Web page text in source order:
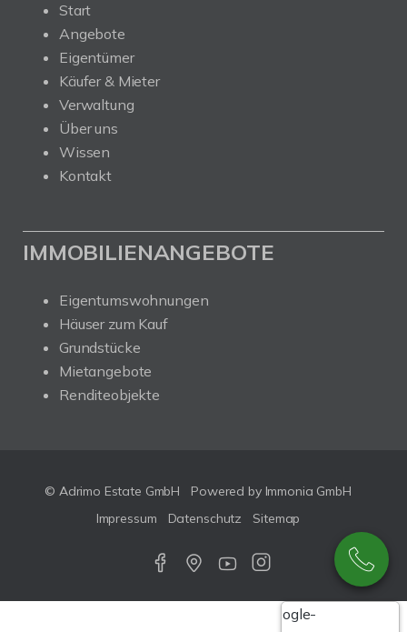
Start
Angebote
Eigentümer
Käufer & Mieter
Verwaltung
Über uns
Wissen
Kontakt
IMMOBILIENANGEBOTE
Eigentumswohnungen
Häuser zum Kauf
Grundstücke
Mietangebote
Renditeobjekte
© Adrimo Estate GmbH
Powered by Immonia GmbH
Impressum
Datenschutz Sitemap
Google-